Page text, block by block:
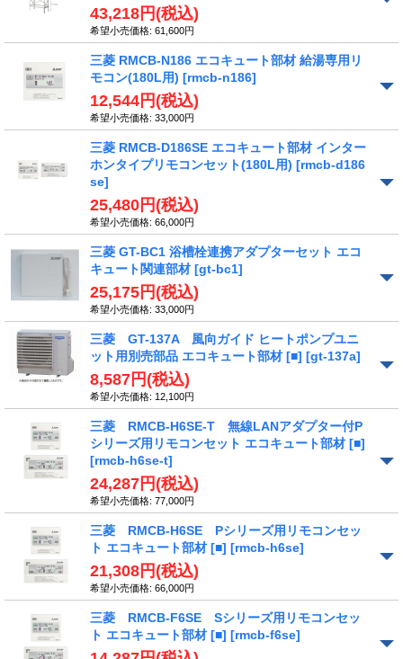
43,218円 (税込)
希望小売価格: 61,600円
三菱 RMCB-N186 エコキュート部材 給湯専用リ
モコン(180L用) [rmcb-n186]
12,544円 (税込)
希望小売価格: 33,000円
三菱 RMCB-D186SE エコキュート部材 インター
ホンタイプリモコンセット(180L用) [rmcb-d186
se]
25,480円 (税込)
希望小売価格: 66,000円
三菱 GT-BC1 浴槽栓連携アダプターセット エコ
キュート関連部材 [gt-bc1]
25,175円 (税込)
希望小売価格: 33,000円
三菱 GT-137A 風向ガイド ヒートポンプユニ
ット用別売部品 エコキュート部材 [■] [gt-137a]
8,587円 (税込)
希望小売価格: 12,100円
三菱 RMCB-H6SE-T 無線LANアダプター付P
シリーズ用リモコンセット エコキュート部材 [■]
[rmcb-h6se-t]
24,287円 (税込)
希望小売価格: 77,000円
三菱 RMCB-H6SE Pシリーズ用リモコンセッ
ト エコキュート部材 [■] [rmcb-h6se]
21,308円 (税込)
希望小売価格: 66,000円
三菱 RMCB-F6SE Sシリーズ用リモコンセッ
ト エコキュート部材 [■] [rmcb-f6se]